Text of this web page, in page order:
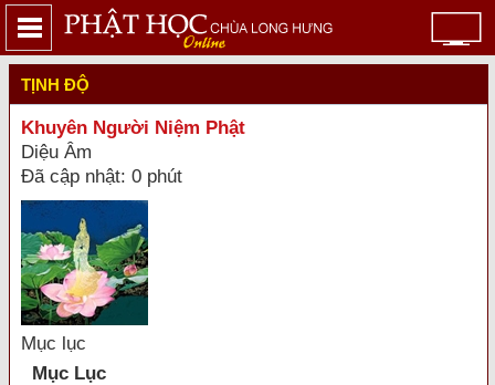
TỊNH ĐỘ
Khuyên Người Niệm Phật
Diệu Âm
Đã cập nhật: 0 phút
Mục lục
Mục Lục